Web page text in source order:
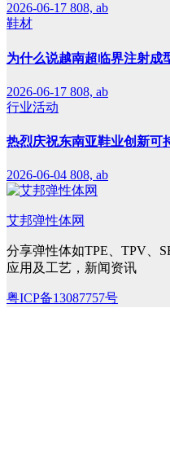
2026-06-17 808, ab
鞋材
为什么说越南超临界注射成
2026-06-17 808, ab
行业活动
热烈庆祝东南亚鞋业创新可
2026-06-04 808, ab
艾邦弹性体网
分享弹性体如TPE、TPV、
应用及工艺，新闻资讯
粤ICP备13087757号